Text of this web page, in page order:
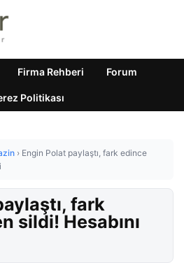
Firma Rehberi Forum
Politikası
› Engin Polat paylaştı, fark edince
fark
sildi! Hesabını